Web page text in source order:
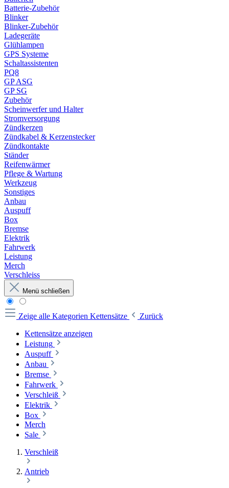
Batterie-Zubehör
Blinker
Blinker-Zubehör
Ladegeräte
Glühlampen
GPS Systeme
Schaltassistenten
PQ8
GP ASG
GP SG
Zubehör
Scheinwerfer und Halter
Stromversorgung
Zündkerzen
Zündkabel & Kerzenstecker
Zündkontakte
Ständer
Reifenwärmer
Pflege & Wartung
Werkzeug
Sonstiges
Anbau
Auspuff
Box
Bremse
Elektrik
Fahrwerk
Leistung
Merch
Verschleiss
Menü schließen
Zeige alle Kategorien Kettensätze
Zurück
Kettensätze anzeigen
Leistung
Auspuff
Anbau
Bremse
Fahrwerk
Verschleiß
Elektrik
Box
Merch
Sale
Verschleiß
Antrieb